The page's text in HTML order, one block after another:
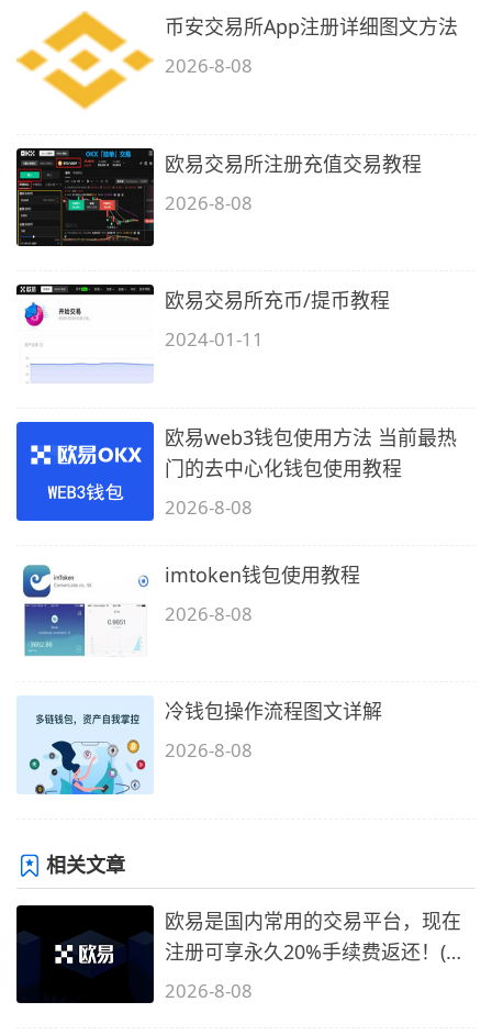
币安交易所App注册详细图文方法
2026-8-08
欧易交易所注册充值交易教程
2026-8-08
欧易交易所充币/提币教程
2024-01-11
欧易web3钱包使用方法 当前最热
门的去中心化钱包使用教程
2026-8-08
imtoken钱包使用教程
2026-8-08
冷钱包操作流程图文详解
2026-8-08
相关文章
欧易是国内常用的交易平台，现在
注册可享永久20%手续费返还！(必
备1)
2026-8-08